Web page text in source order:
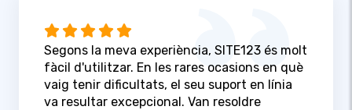
Segons la meva experiència, SITE123 és molt
fàcil d'utilitzar. En les rares ocasions en què
vaig tenir dificultats, el seu suport en línia
va resultar excepcional. Van resoldre